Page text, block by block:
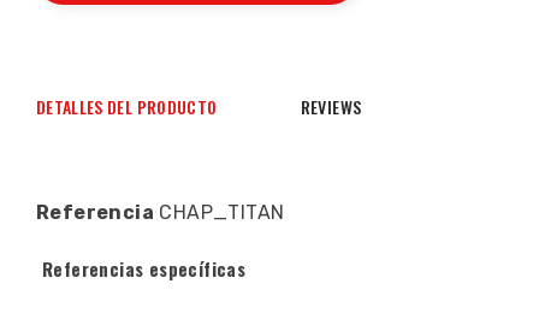
DETALLES DEL PRODUCTO REVIEWS
Referencia CHAP_TITAN
Referencias específicas